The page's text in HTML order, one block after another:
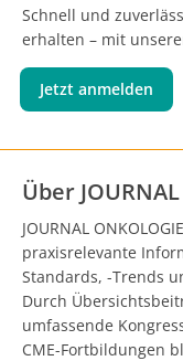
Schnell und
erhalten – mit
Jetzt anmelden
Über
JOURNAL
praxisrelevante
Standards, -Trends
Durch
umfassende
CME-Fortbildungen